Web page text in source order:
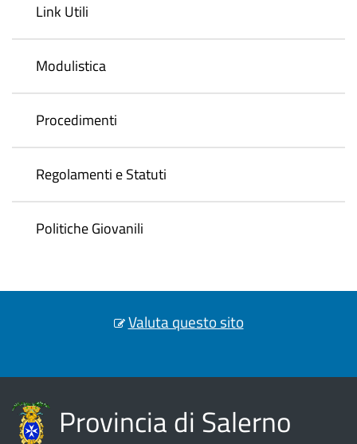
Link Utili
Modulistica
Procedimenti
Regolamenti e Statuti
Politiche Giovanili
Valuta questo sito
Provincia di Salerno